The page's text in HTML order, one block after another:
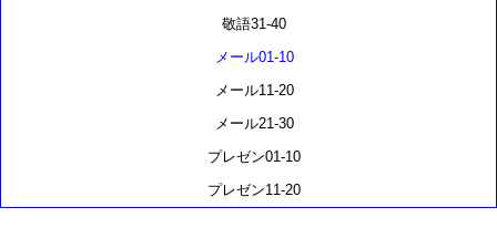
敬語31-40
メール01-10
メール11-20
メール21-30
プレゼン01-10
プレゼン11-20